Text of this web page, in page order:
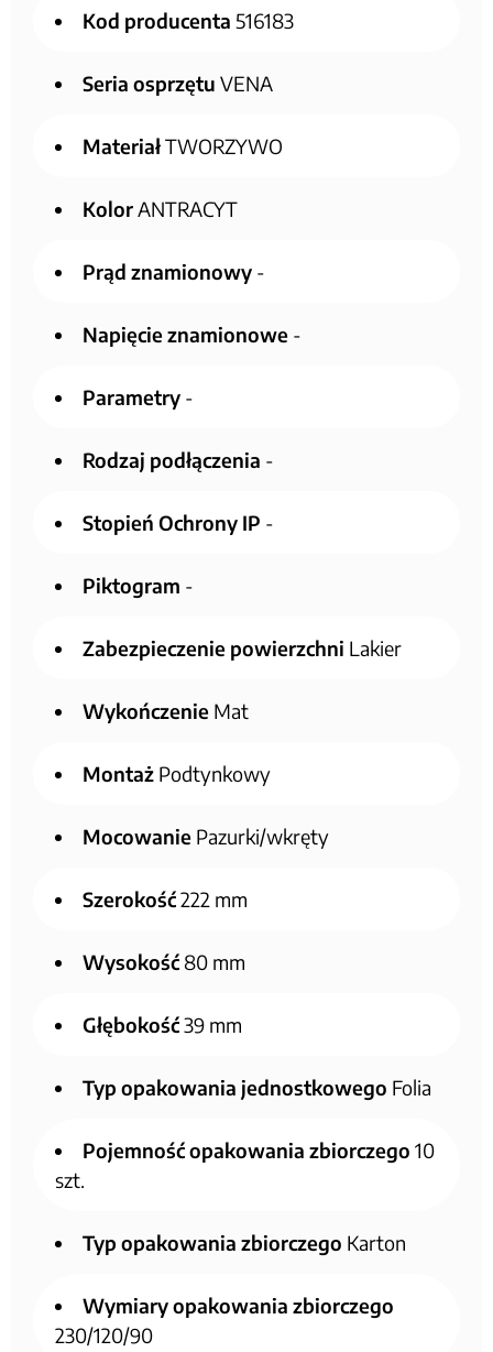
Kod producenta 516183
Seria osprzętu VENA
MateriałTWORZYWO
KolorANTRACYT
Prąd znamionowy -
Napięcie znamionowe -
Parametry -
Rodzaj podłączenia -
Stopień Ochrony IP -
Piktogram -
Zabezpieczenie powierzchni Lakier
Wykończenie Mat
Montaż Podtynkowy
Mocowanie Pazurki/wkręty
Szerokość222 mm
Wysokość 80 mm
Głębokość39 mm
Typ opakowania jednostkowego Folia
Pojemność opakowania zbiorczego 10
szt.
Typ opakowania zbiorczego Karton
Wymiary opakowania zbiorczego
230/120/90